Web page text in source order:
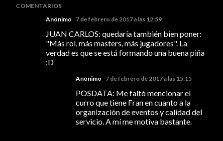
COMENTARIOS
Anónimo
7 de febrero de 2017 a las 12:59
JUAN CARLOS: quedaría también bien poner:
"Más rol, más masters, más jugadores". La
verdad es que se está formando una buena piña
:D
Anónimo 7 de febrero de 2017 a las 15:15
POSDATA: Me faltó mencionar el
curro que tiene Fran en cuanto a la
organización de eventos y calidad del
servicio. A mí me motiva bastante.